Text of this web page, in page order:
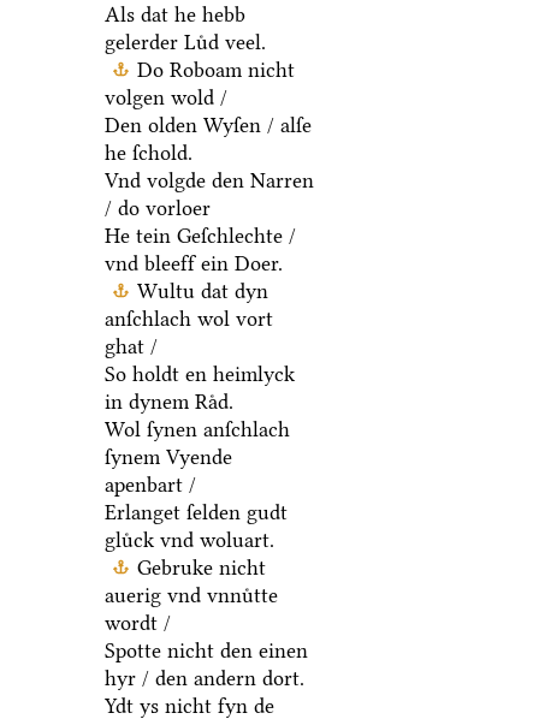
Als dat he hebb
gelerder Luͤd veel.
Do Roboam nicht
volgen wold /
Den olden Wyſen / alſe
he ſchold.
Vnd volgde den Narren
/ do vorloer
He tein Geſchlechte /
vnd bleeff ein Doer.
Wultu dat dyn
anſchlach wol vort
ghat /
So holdt en heimlyck
in dynem Raͤd.
Wol ſynen anſchlach
ſynem Vyende
apenbart /
Erlanget ſelden gudt
gluͤck vnd woluart.
Gebruke nicht
auerig vnd vnnuͤtte
wordt /
Spotte nicht den einen
hyr / den andern dort.
Ydt ys nicht fyn de